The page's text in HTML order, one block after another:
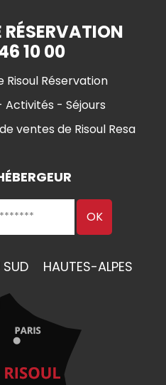
RÉSERVATION
10 00
Risoul Réservation
- Séjours
ventes de Risoul Resa
SUD HAUTES-ALPES